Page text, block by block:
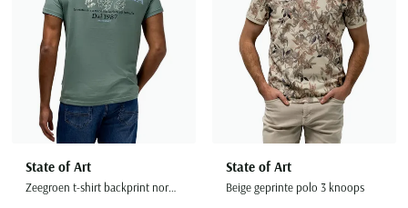
State of Art
Zeegroen t-shirt backprint normale fit
State of Art
Beige geprinte polo 3 knoops